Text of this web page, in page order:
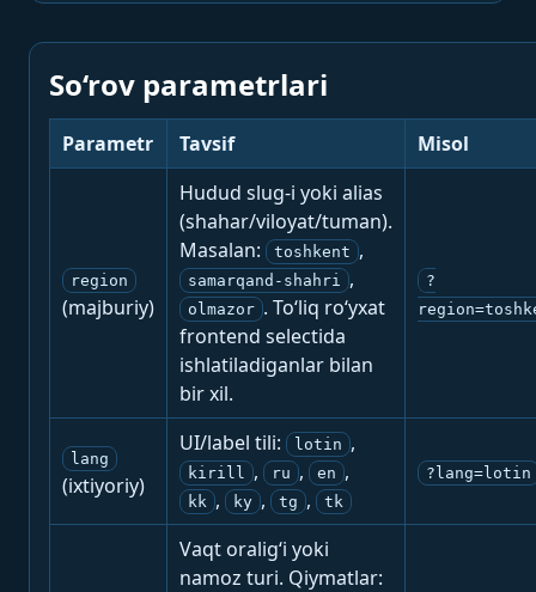
So‘rov parametrlari
Parametr Tavsif Misol
region
(majburiy)
Hudud slug-i yoki alias
(shahar/viloyat/tuman).
Masalan:
toshkent ,
samarqand-shahri ,
olmazor . To‘liq ro‘yxat
frontend selectida
ishlatiladiganlar bilan
bir xil.
?
lang
(ixtiyoriy)
UI/label tili: lotin ,
kirill , ru , en ,
kk , ky , tg , tk
?lang=lotin
Vaqt oralig‘i yoki
namoz turi. Qiymatlar: